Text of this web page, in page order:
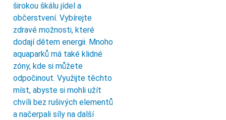
širokou škálu jídel a
občerstvení. Vybírejte
zdravé možnosti, které
dodají dětem energii. Mnoho
aquaparků má také klidné
zóny, kde si můžete
odpočinout. Využijte těchto
míst, abyste si mohli užít
chvíli bez rušivých elementů
a načerpali síly na další